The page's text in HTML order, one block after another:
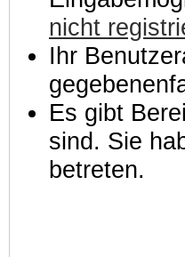
nicht
Ihr
Es gibt
sind. Sie
betreten.